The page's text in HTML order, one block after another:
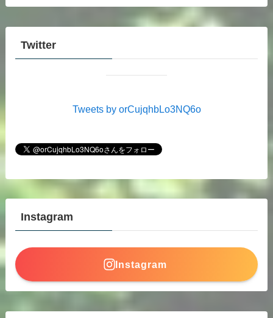
Twitter
Tweets by orCujqhbLo3NQ6o
Instagram
Instagram